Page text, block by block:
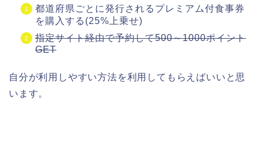
都道府県ごとに発行されるプレミアム付食事券
を購入する(25%上乗せ)
指定サイト経由で予約して500～1000ポイント
GET
自分が利用しやすい方法を利用してもらえばいいと思
います。